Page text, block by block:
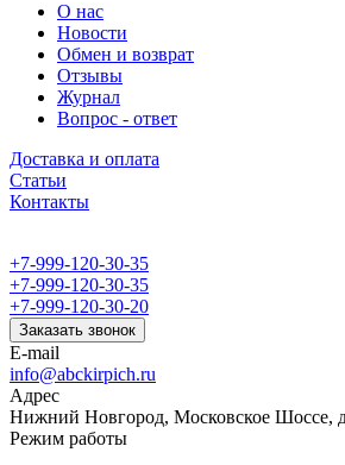
О нас
Новости
Обмен и возврат
Отзывы
Журнал
Вопрос - ответ
Доставка и оплата
Статьи
Контакты
+7-999-120-30-35
+7-999-120-30-35
+7-999-120-30-20
Заказать звонок
E-mail
info@abckirpich.ru
Адрес
Нижний Новгород, Московское Шоссе,
Режим работы